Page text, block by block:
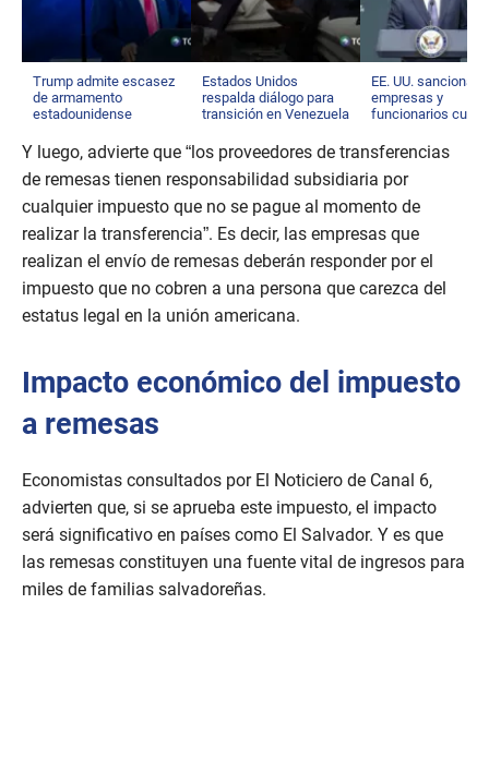
Trump admite escasez
de armamento
estadounidense
Estados Unidos
respalda diálogo para
transición en Venezuela
EE. UU. sanciona a
empresas y
funcionarios
Y luego, advierte que “los proveedores de transferencias
de remesas tienen responsabilidad subsidiaria por
cualquier impuesto que no se pague al momento de
realizar la transferencia”. Es decir, las empresas que
realizan el envío de remesas deberán responder por el
impuesto que no cobren a una persona que carezca del
estatus legal en la unión americana.
Impacto económico del impuesto
a remesas
Economistas consultados por El Noticiero de Canal 6,
advierten que, si se aprueba este impuesto, el impacto
será significativo en países como El Salvador. Y es que
las remesas constituyen una fuente vital de ingresos para
miles de familias salvadoreñas.